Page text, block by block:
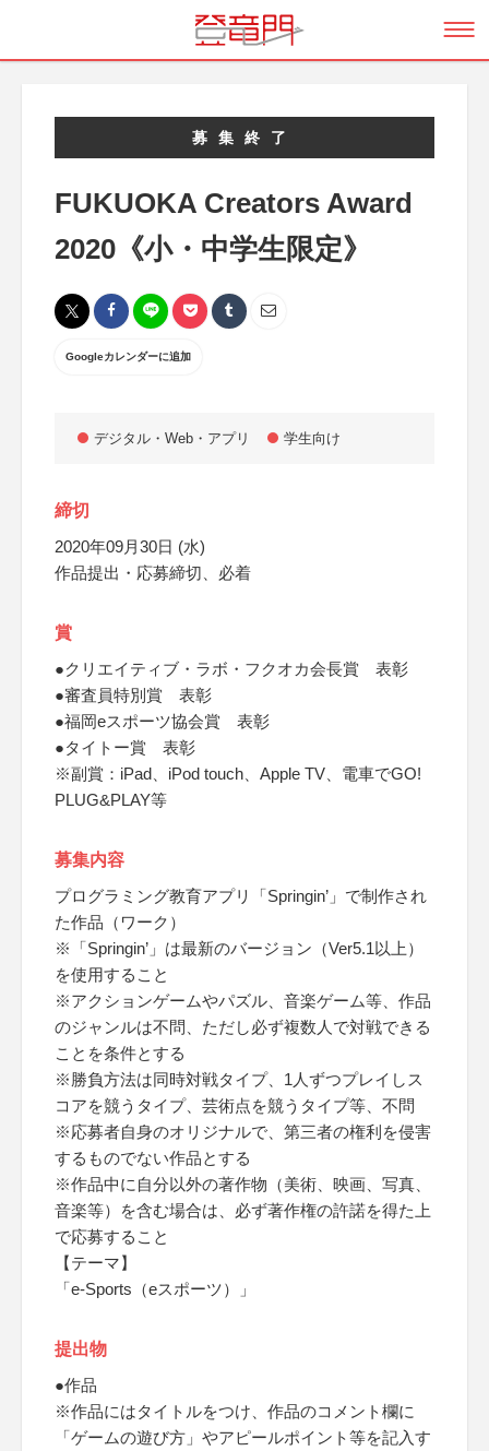
募集終了
FUKUOKA Creators Award
2020《小・中学生限定》
Googleカレンダーに追加
デジタル・Web・アプリ 学生向け
締切
2020年09月30日 (水)
作品提出・応募締切、必着
賞
●クリエイティブ・ラボ・フクオカ会長賞 表彰
●審査員特別賞 表彰
●福岡eスポーツ協会賞 表彰
●タイトー賞 表彰
※副賞：iPad、iPod touch、Apple TV、電車でGO!
PLUG&PLAY等
募集内容
プログラミング教育アプリ「Springin’」で制作され
た作品（ワーク）
※「Springin’」は最新のバージョン（Ver5.1以上）
を使用すること
※アクションゲームやパズル、音楽ゲーム等、作品
のジャンルは不問、ただし必ず複数人で対戦できる
ことを条件とする
※勝負方法は同時対戦タイプ、1人ずつプレイしス
コアを競うタイプ、芸術点を競うタイプ等、不問
※応募者自身のオリジナルで、第三者の権利を侵害
するものでない作品とする
※作品中に自分以外の著作物（美術、映画、写真、
音楽等）を含む場合は、必ず著作権の許諾を得た上
で応募すること
【テーマ】
「e-Sports（eスポーツ）」
提出物
●作品
※作品にはタイトルをつけ、作品のコメント欄に
「ゲームの遊び方」やアピールポイント等を記入す